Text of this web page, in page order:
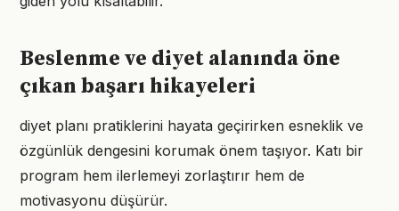
Beslenme ve diyet alanında öne
çıkan başarı hikayeleri
diyet planı pratiklerini hayata geçirirken esneklik ve
özgünlük dengesini korumak önem taşıyor. Katı bir
program hem ilerlemeyi zorlaştırır hem de
motivasyonu düşürür.